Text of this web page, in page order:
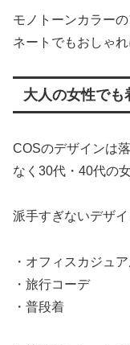
モノトーンカラー
ネートでもおしゃ
大人の女性でも
COSのデザインは
なく30代・40代の
派手すぎないデザ
・オフィスカジュ
・旅行コーデ
・普段着